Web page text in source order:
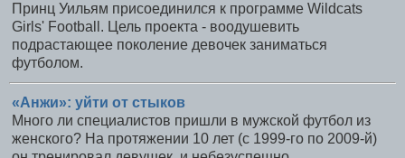
Принц Уильям присоединился к программе Wildcats
Girls' Football. Цель проекта - воодушевить
подрастающее поколение девочек заниматься
футболом.
«Анжи»: уйти от стыков
Много ли специалистов пришли в мужской футбол из
женского? На протяжении 10 лет (с 1999-го по 2009-й)